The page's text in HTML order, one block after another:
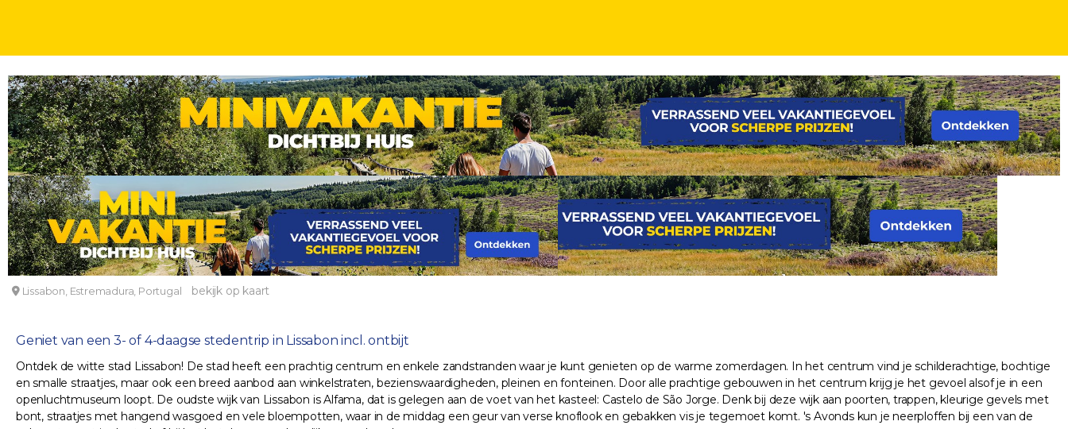
STEDENTRIPS DAGEN
Geniet van een stedentrip in Lissabon incl. ontbijt
Hotel Mundial
Lissabon, Estremadura, Portugal bekijk op kaart
Geniet van een 3- of 4-daagse stedentrip in Lissabon incl. ontbijt
Ontdek de witte stad Lissabon! De stad heeft een prachtig centrum en enkele zandstranden waar je kunt genieten op de warme zomerdagen. In het centrum vind je schilderachtige, bochtige
en smalle straatjes, maar ook een breed aanbod aan winkelstraten, bezienswaardigheden, pleinen en fonteinen. Door alle prachtige gebouwen in het centrum krijg je het gevoel alsof je in een
openluchtmuseum loopt. De oudste wijk van Lissabon is Alfama, dat is gelegen aan de voet van het kasteel: Castelo de São Jorge. Denk bij deze wijk aan poorten, trappen, kleurige gevels met
bont, straatjes met hangend wasgoed en vele bloempotten, waar in de middag een geur van verse knoflook en gebakken vis je tegemoet komt. 's Avonds kun je neerploffen bij een van de